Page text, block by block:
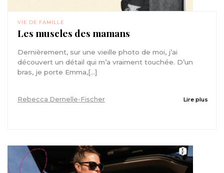
VIE DE FAMILLE
Les muscles des mamans
Dernièrement, sur une vieille photo de moi, j’ai
découvert un détail qui m’a vraiment touchée. D’un
bras, je porte Emma,[...]
Rebecca Dernelle-Fischer Lire plus